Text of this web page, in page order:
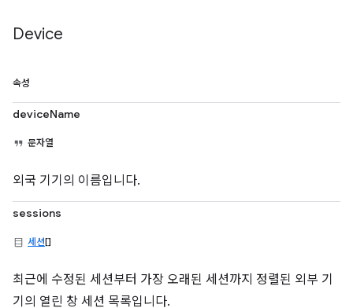
Device
속성
deviceName
문자열
외국 기기의 이름입니다.
sessions
세션[]
최근에 수정된 세션부터 가장 오래된 세션까지 정렬된 외부 기
기의 열린 창 세션 목록입니다.